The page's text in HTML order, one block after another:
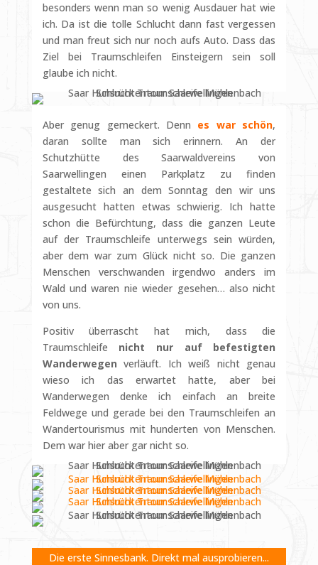
besonders wenn man so wenig Ausdauer hat wie
ich. Da ist die tolle Schlucht dann fast vergessen
und man freut sich nur noch aufs Auto. Dass das
Ziel bei Traumschleifen Einsteigern sein soll
glaube ich nicht.
Aber genug gemeckert. Denn es war schön,
daran sollte man sich erinnern. An der
Schutzhütte des Saarwaldvereins von
Saarwellingen einen Parkplatz zu finden
gestaltete sich an dem Sonntag den wir uns
ausgesucht hatten etwas schwierig. Ich hatte
schon die Befürchtung, dass die ganzen Leute
auf der Traumschleife unterwegs sein würden,
aber dem war zum Glück nicht so. Die ganzen
Menschen verschwanden irgendwo anders im
Wald und waren nie wieder gesehen… also nicht
von uns.
Positiv überrascht hat mich, dass die
Traumschleife nicht nur auf befestigten
Wanderwegen verläuft. Ich weiß nicht genau
wieso ich das erwartet hatte, aber bei
Wanderwegen denke ich einfach an breite
Feldwege und gerade bei den Traumschleifen an
Wandertourismus mit hunderten von Menschen.
Dem war hier aber gar nicht so.
Die erste Sinnesbank. Direkt mal ausprobieren...